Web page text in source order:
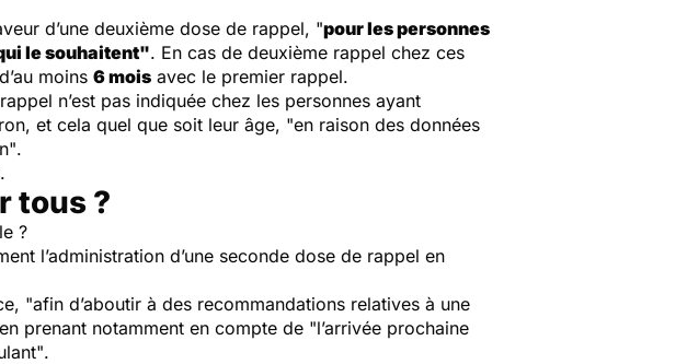
d’une deuxième dose de rappel, "pour les personnes
le souhaitent". En cas de deuxième rappel chez ces
moins 6 mois avec le premier rappel.
n’est pas indiquée chez les personnes ayant
et cela quel que soit leur âge, "en raison des données
.
tous ?
?
l’administration d’une seconde dose de rappel en
"afin d’aboutir à des recommandations relatives à une
prenant notamment en compte de "l’arrivée prochaine
.